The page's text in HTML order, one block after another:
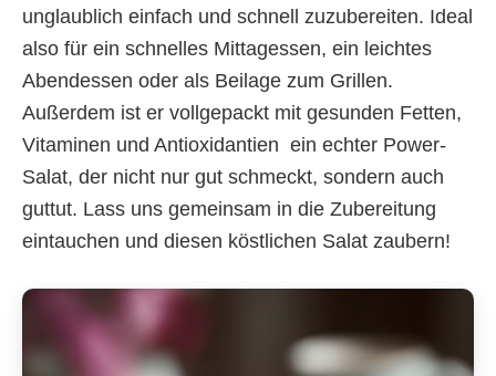
unglaublich einfach und schnell zuzubereiten. Ideal
also für ein schnelles Mittagessen, ein leichtes
Abendessen oder als Beilage zum Grillen.
Außerdem ist er vollgepackt mit gesunden Fetten,
Vitaminen und Antioxidantien  ein echter Power-
Salat, der nicht nur gut schmeckt, sondern auch
guttut. Lass uns gemeinsam in die Zubereitung
eintauchen und diesen köstlichen Salat zaubern!